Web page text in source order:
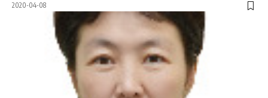
2020-04-08